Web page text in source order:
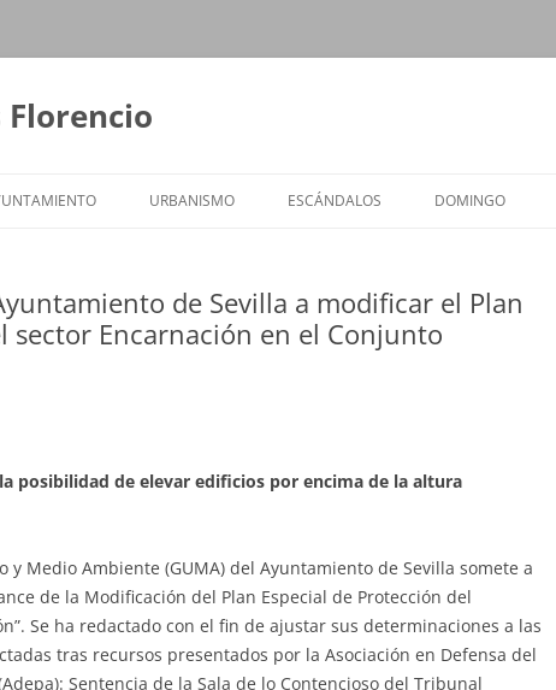
Florencio
URBANISMO ESCÁNDALOS DOMINGO
de Sevilla a modificar el Plan
sector Encarnación en el Conjunto
posibilidad de elevar edificios por encima de la altura
y Medio Ambiente (GUMA) del Ayuntamiento de Sevilla somete a
de la Modificación del Plan Especial de Protección del
Se ha redactado con el fin de ajustar sus determinaciones a las
tras recursos presentados por la Asociación en Defensa del
Sentencia de la Sala de lo Contencioso del Tribunal